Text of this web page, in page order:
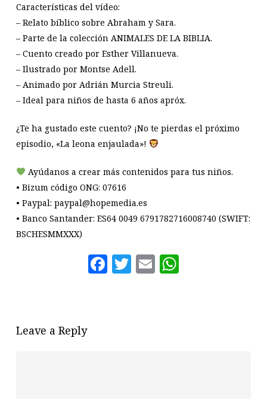
Características del vídeo:
– Relato bíblico sobre Abraham y Sara.
– Parte de la colección ANIMALES DE LA BIBLIA.
– Cuento creado por Esther Villanueva.
– Ilustrado por Montse Adell.
– Animado por Adrián Murcia Streuli.
– Ideal para niños de hasta 6 años apróx.
¿Te ha gustado este cuento? ¡No te pierdas el próximo
episodio, «La leona enjaulada»!
Ayúdanos a crear más contenidos para tus niños.
• Bizum código ONG: 07616
• Paypal: paypal@hopemedia.es
• Banco Santander: ES64 0049 6791782716008740 (SWIFT:
BSCHESMMXXX)
Facebook
Twitter
Email
Leave a Reply